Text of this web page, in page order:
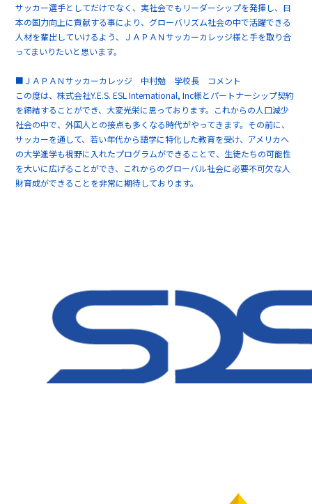
サッカー選手としてだけでなく、実社会でもリーダーシップを発揮し、日
本の国力向上に貢献する事により、グローバリズム社会の中で活躍できる
人材を輩出していけるよう、ＪＡＰＡＮサッカーカレッジ様と手を取り合
ってまいりたいと思います。
■ＪＡＰＡＮサッカーカレッジ 中村勉 学校長 コメント
この度は、株式会社Y.E.S. ESL International, Inc様とパートナーシップ契約
を締結することができ、大変光栄に思っております。これからの人口減少
社会の中で、外国人との接点も多くなる時代がやってきます。その前に、
サッカーを通して、若い年代から語学に特化した教育を受け、アメリカへ
の大学進学も視野に入れたプログラムができることで、生徒たちの可能性
を大いに広げることができ、これからのグローバル社会に必要不可欠な人
財育成ができることを非常に期待しております。